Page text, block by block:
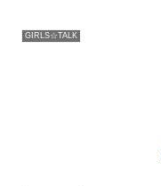
GIRLS☆TALK